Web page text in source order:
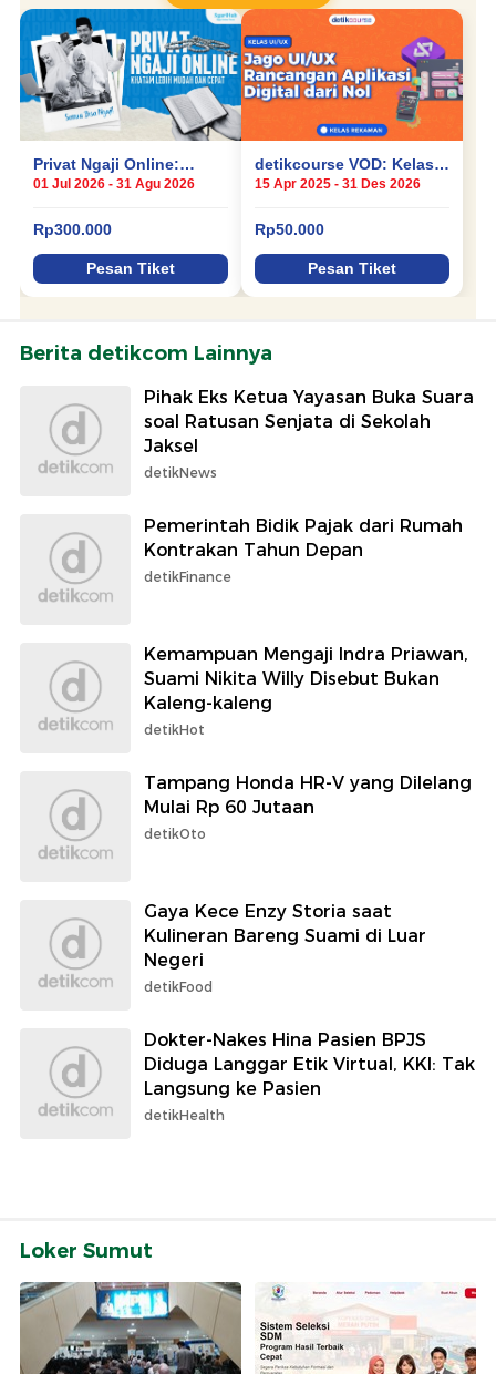
Berita detikcom Lainnya
Pihak Eks Ketua Yayasan Buka Suara
soal Ratusan Senjata di Sekolah
Jaksel
detikNews
Pemerintah Bidik Pajak dari Rumah
Kontrakan Tahun Depan
detikFinance
Kemampuan Mengaji Indra Priawan,
Suami Nikita Willy Disebut Bukan
Kaleng-kaleng
detikHot
Tampang Honda HR-V yang Dilelang
Mulai Rp 60 Jutaan
detikOto
Gaya Kece Enzy Storia saat
Kulineran Bareng Suami di Luar
Negeri
detikFood
Dokter-Nakes Hina Pasien BPJS
Diduga Langgar Etik Virtual, KKI: Tak
Langsung ke Pasien
detikHealth
Loker Sumut